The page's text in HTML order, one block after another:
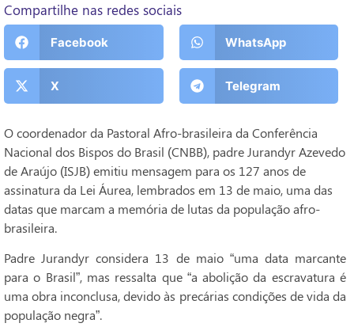
Compartilhe nas redes sociais
Facebook WhatsApp
X Telegram
O coordenador da Pastoral Afro-brasileira da Conferência
Nacional dos Bispos do Brasil (CNBB), padre Jurandyr Azevedo
de Araújo (ISJB) emitiu mensagem para os 127 anos de
assinatura da Lei Áurea, lembrados em 13 de maio, uma das
datas que marcam a memória de lutas da população afro-
brasileira.
Padre Jurandyr considera 13 de maio “uma data marcante
para o Brasil”, mas ressalta que “a abolição da escravatura é
uma obra inconclusa, devido às precárias condições de vida da
população negra”.